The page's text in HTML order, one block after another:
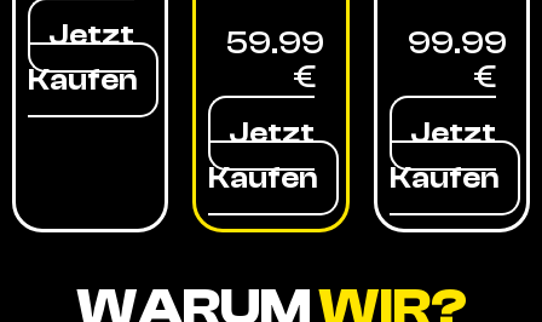
Jetzt
Kaufen
59.99
€
Jetzt
Kaufen
99.99
€
Jetzt
Kaufen
WARUMWIR?